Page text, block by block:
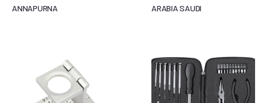
ANNAPURNA ARABIA SAUDI